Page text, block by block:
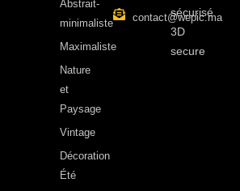
Abstrait-
minimaliste
Maximaliste
Nature
et
Paysage
Vintage
Décoration
Été
contact@wepic.ma
sécurisé
3D
secure